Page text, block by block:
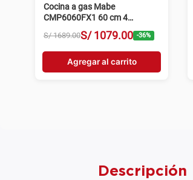
Cocina a gas Mabe
CMP6060FX1 60 cm 4
hornillas acero inoxidable
S/ 1689.00S/ 1079.00 -36%
Agregar al carrito
Descripción